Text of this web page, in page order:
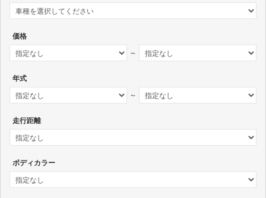
価格
～
年式
～
走行距離
ボディカラー